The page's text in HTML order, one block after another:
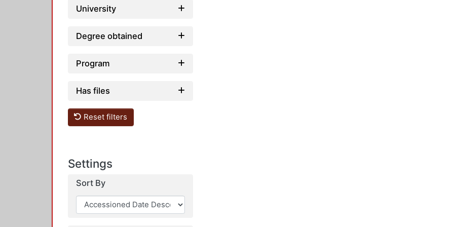
University
Degree obtained
Program
Has files
Reset filters
Settings
Sort By